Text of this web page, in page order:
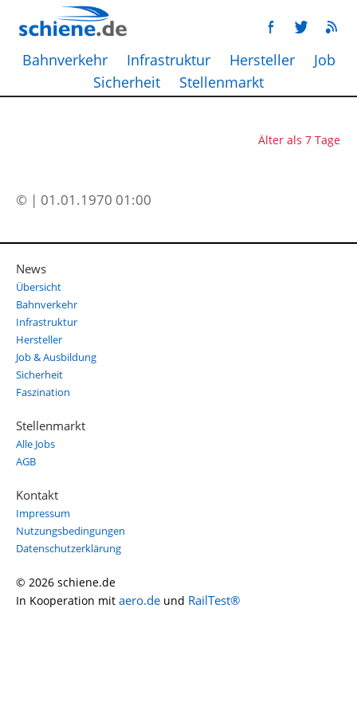
Bahnverkehr Infrastruktur Hersteller
Job
Sicherheit
Stellenmarkt
Älter als 7 Tage
© | 01.01.1970 01:00
News
Übersicht
Bahnverkehr
Infrastruktur
Hersteller
Job & Ausbildung
Sicherheit
Faszination
Stellenmarkt
Alle Jobs
AGB
Kontakt
Impressum
Nutzungsbedingungen
Datenschutzerklärung
© 2026 schiene.de
In Kooperation mit aero.de und RailTest®